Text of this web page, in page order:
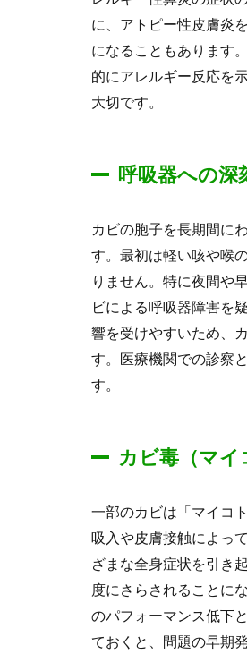
に、アトピー性皮膚炎
になることもあります
的にアレルギー反応を
大切です。
呼吸器への深
カビの胞子を長期間に
す。最初は軽い咳や喉
りません。特に夜間や
ビによる呼吸器障害を
響を受けやすいため、
す。医療機関での診察
す。
カビ毒（マ
一部のカビは「マイコ
吸入や皮膚接触によっ
ざまな全身症状を引き
度にさらされることに
のパフォーマンス低下
ておくと、問題の早期